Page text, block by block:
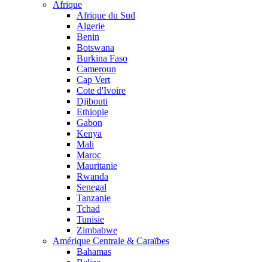
Afrique
Afrique du Sud
Algerie
Benin
Botswana
Burkina Faso
Cameroun
Cap Vert
Cote d'Ivoire
Djibouti
Ethiopie
Gabon
Kenya
Mali
Maroc
Mauritanie
Rwanda
Senegal
Tanzanie
Tchad
Tunisie
Zimbabwe
Amérique Centrale & Caraïbes
Bahamas